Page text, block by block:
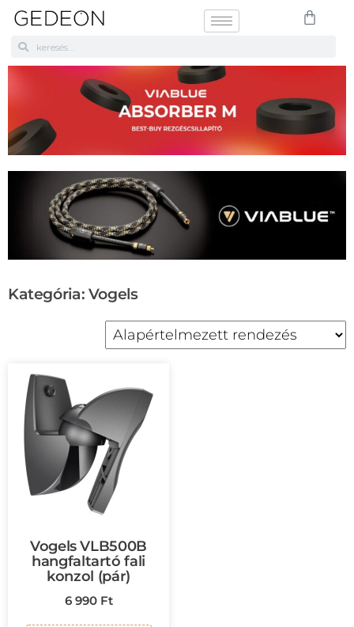
Kategória: Vogels
Vogels VLB500B
hangfaltartó fali
konzol (pár)
6 990 Ft